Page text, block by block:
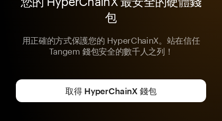
包
用正確的方式保護您的 HyperChainX。站在信任
Tangem 錢包安全的數千人之列！
取得 HyperChainX 錢包